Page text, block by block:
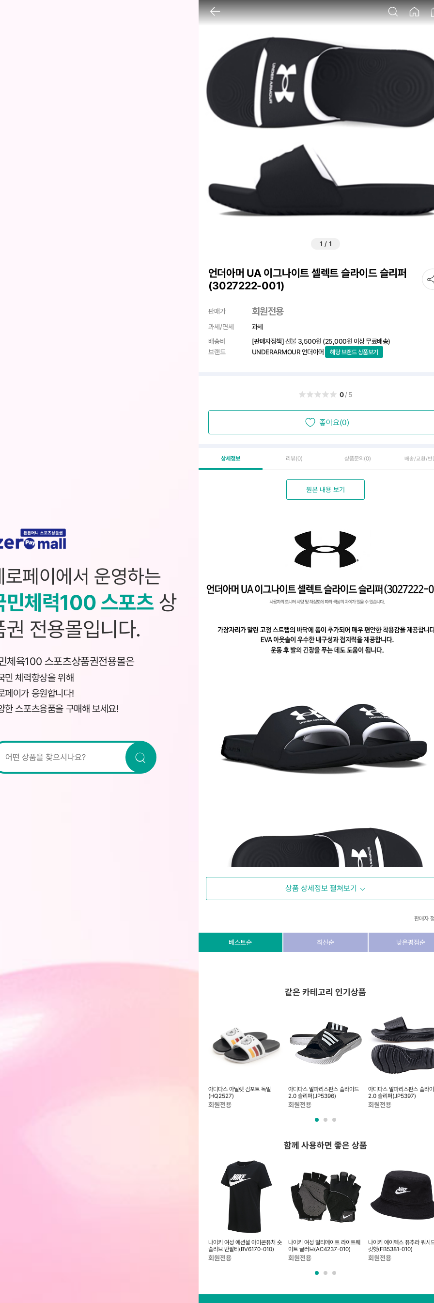
1 / 1
언더아머 UA 이그나이트 셀렉트 슬라이드 슬리퍼
(3027222-001)
판매가 회원전용
과세/면세
과세
배송비
[판매자정책] 선불 3,500원 (25,000원 이상 무료배송)
브랜드
UNDERARMOUR 언더아머 해당 브랜드 상품보기
0/5
좋아요(0)
상세정보 리뷰(0) 상품문의 (0) 배송/교환/반
원본 내용 보기
상품 상세정보 펼쳐보기
판매자
상호/대표자
소재지 경기도 고양시 덕양구 꽃마을로64, 1235호
베스트순 최신순 낮은평점순
같은 카테고리 인기상품
아디다스 아딜렛 컴포트 독일
(HQ2527)
회원전용
아디다스 알파리스판스 슬라이드
2.0 슬리퍼(JP5396)
회원전용
아디다스 알파리스판스 슬라
2.0 슬리퍼(JP5397)
회원전용
함께 사용하면 좋은 상품
나이키 여성 에션셜 아이콘퓨처 숏
슬리브 반팔티(BV6170-010)
회원전용
나이키 여성 얼티메이트 라이트웨
이트 글러브(AC4237-010)
회원전용
나이키 에이펙스 퓨추라 워시
킷햇(FB5381-010)
회원전용
로페이에서 운영하는
민체력100 스포츠 상
권 전용몰입니다.
체육100 스포츠상품권전용몰은
민 체력향상을 위해
페이가 응원합니다!
한 스포츠용품을 구매해 보세요!